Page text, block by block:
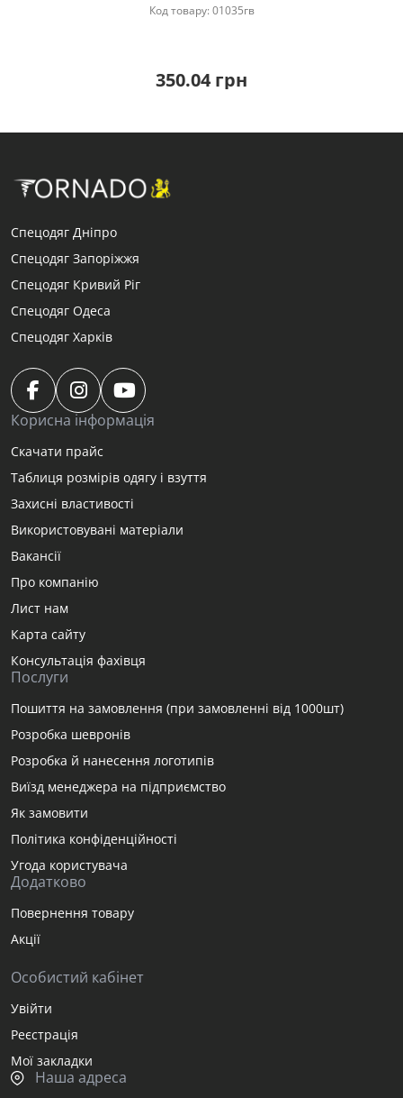
Код товару: 01035гв
350.04 грн
Спецодяг Дніпро
Спецодяг Запоріжжя
Спецодяг Кривий Ріг
Спецодяг Одеса
Спецодяг Харків
Корисна інформація
Скачати прайс
Таблиця розмірів одягу і взуття
Захисні властивості
Використовувані матеріали
Вакансії
Про компанію
Лист нам
Карта сайту
Консультація фахівця
Послуги
Пошиття на замовлення (при замовленні від 1000шт)
Розробка шевронів
Розробка й нанесення логотипів
Виїзд менеджера на підприємство
Як замовити
Політика конфіденційності
Угода користувача
Додатково
Повернення товару
Акції
Особистий кабінет
Увійти
Реєстрація
Мої закладки
Наша адреса